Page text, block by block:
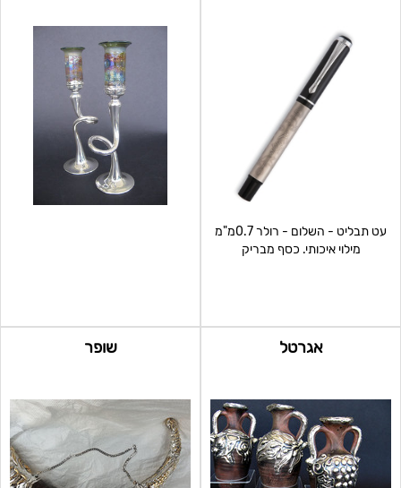
עט תבליט - השלום - רולר 0.7מ"מ
מילוי איכותי. כסף מבריק
אגרטל שופר